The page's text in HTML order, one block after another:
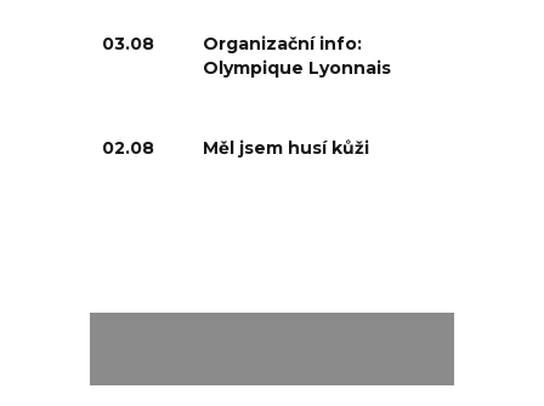
03.08
Organizační info:
Olympique Lyonnais
02.08 Měl jsem husí kůži